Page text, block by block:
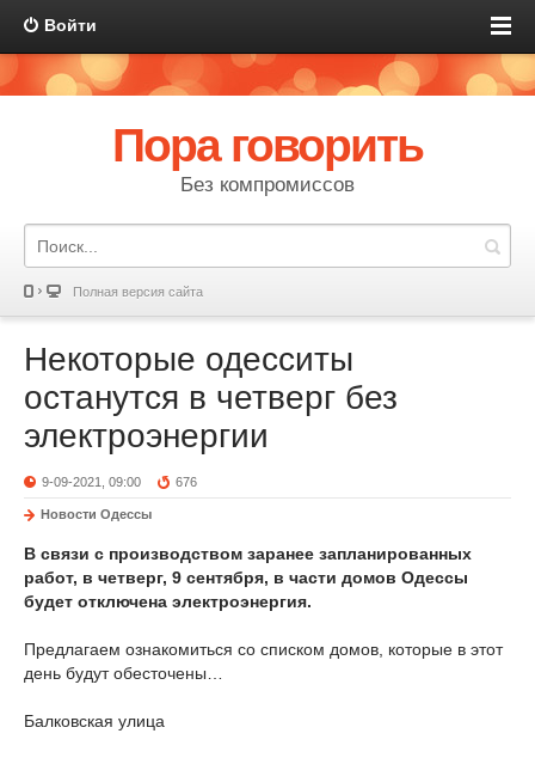
Войти
Пора говорить
Без компромиссов
Полная версия сайта
Некоторые одесситы
останутся в четверг без
электроэнергии
9-09-2021, 09:00 676
Новости Одессы
В связи с производством заранее запланированных
работ, в четверг, 9 сентября, в части домов Одессы
будет отключена электроэнергия.
Предлагаем ознакомиться со списком домов, которые в этот
день будут обесточены…
Балковская улица